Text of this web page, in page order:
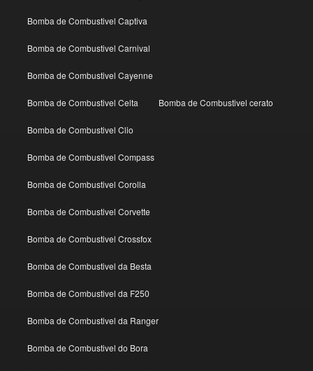
Bomba de Combustivel Captiva
Bomba de Combustivel Carnival
Bomba de Combustivel Cayenne
Bomba de Combustivel Celta Bomba de Combustivel cerato
Bomba de Combustivel Clio
Bomba de Combustivel Compass
Bomba de Combustivel Corolla
Bomba de Combustivel Corvette
Bomba de Combustivel Crossfox
Bomba de Combustivel da Besta
Bomba de Combustivel da F250
Bomba de Combustivel da Ranger
Bomba de Combustivel do Bora